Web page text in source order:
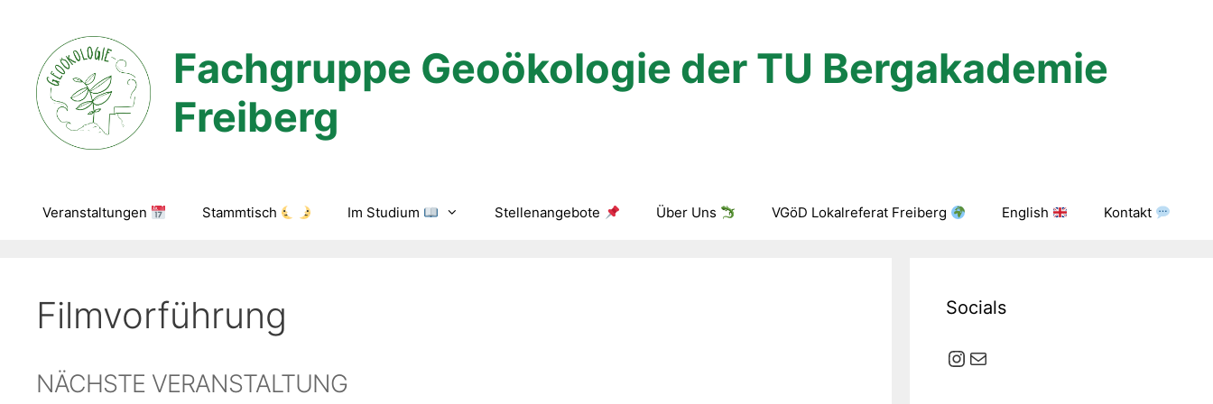
springen
Fachgruppe Geoökologie der TU Bergakademie
Freiberg
Veranstaltungen Stammtisch Im Studium Stellenangebote Über Uns VGöD Lokalreferat Freiberg English Kontakt
Filmvorführung
NÄCHSTE VERANSTALTUNG
Socials
Instagram
E-Mail